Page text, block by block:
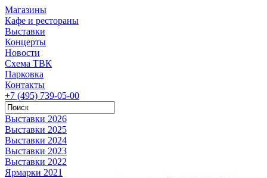
Магазины
Кафе и рестораны
Выставки
Концерты
Новости
Схема ТВК
Парковка
Контакты
+7 (495) 739-05-00
Выставки 2026
Выставки 2025
Выставки 2024
Выставки 2023
Выставки 2022
Ярмарки 2021